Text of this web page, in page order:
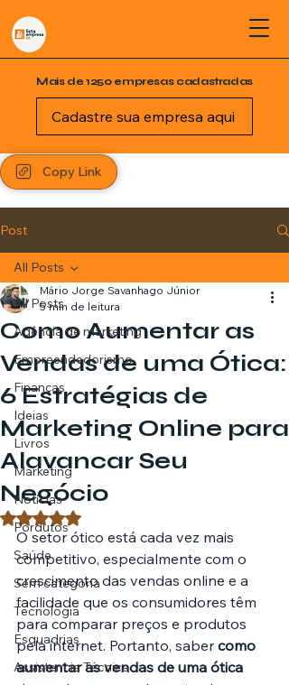
Mais de 1250 empresas cadastradas
Cadastre sua empresa aqui
Copy Link
Post
All Posts
Agência de marketing
Empreendedorismo
Finanças
Ideias
Livros
Marketing
Notícias
Pordutos
Saúde
Sem categoria
Tecnologia
Esquadrias
Assistencia Técnica
All Posts
Como Aumentar as
Vendas de uma Ótica:
6 Estratégias de
Marketing Online para
Alavancar Seu
Negócio
Mário Jorge Savanhago Júnior
5 min de leitura
Avaliado com NaN de 5 estrelas.
O setor ótico está cada vez mais
competitivo, especialmente com o
crescimento das vendas online e a
facilidade que os consumidores têm
para comparar preços e produtos
pela internet. Portanto, saber como
aumentar as vendas de uma ótica